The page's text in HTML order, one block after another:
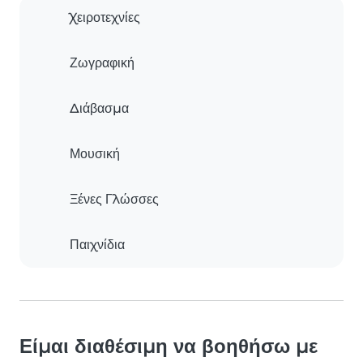
Χειροτεχνίες
Ζωγραφική
Διάβασμα
Μουσική
Ξένες Γλώσσες
Παιχνίδια
Είμαι διαθέσιμη να βοηθήσω με